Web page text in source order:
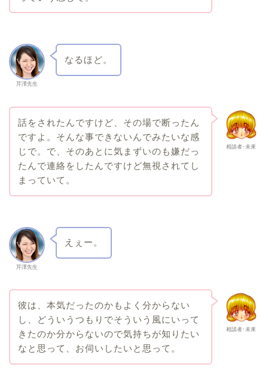
芹澤先生
なるほど。
相談者･未來
話をされたんですけど、その場で断ったん
ですよ。そんな事できないんでみたいな感
じで。で、そのあとに気まずいのも嫌だっ
たんで連絡をしたんですけど無視されてし
まっていて。
芹澤先生
えぇー。
相談者･未來
彼は、本気だったのかもよく分からない
し、どういうつもりでそういう風にいって
きたのか分からないので気持ちが知りたい
なと思って、お伺いしたいと思って。